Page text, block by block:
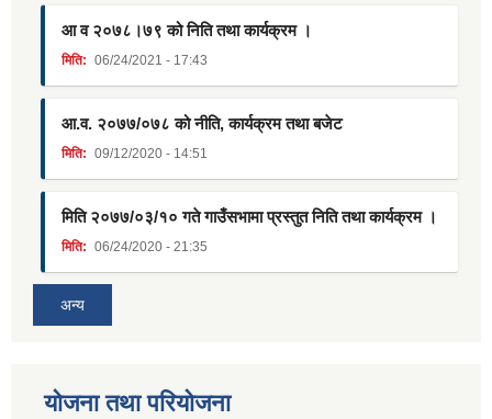
आ व २०७८।७९ को निति तथा कार्यक्रम ।
मिति: 06/24/2021 - 17:43
आ.व. २०७७/०७८ को नीति, कार्यक्रम तथा बजेट
मिति: 09/12/2020 - 14:51
मिति २०७७/०३/१० गते गाउँसभामा प्रस्तुत निति तथा कार्यक्रम ।
मिति: 06/24/2020 - 21:35
अन्य
याेजना तथा परियाेजना